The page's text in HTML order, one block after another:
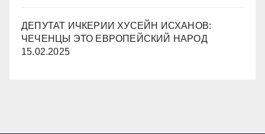
ДЕПУТАТ ИЧКЕРИИ ХУСЕЙН ИСХАНОВ:
ЧЕЧЕНЦЫ ЭТО ЕВРОПЕЙСКИЙ НАРОД
15.02.2025